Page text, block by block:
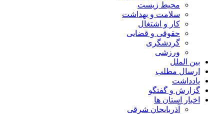
محیط زیست
سلامت و بهداشت
کار و اشتغال
حقوقی و قضایی
گردشگری
ورزشی
بین الملل
ارسال مطلب
یادداشت
گزارش و گفتگو
اخبار استان ها
آذربایجان شرقی